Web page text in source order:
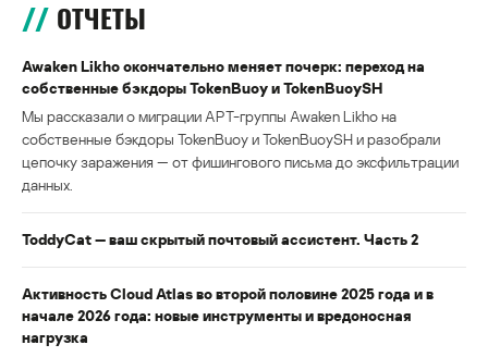
ОТЧЕТЫ
Awaken Likho окончательно меняет почерк: переход на
собственные бэкдоры TokenBuoy и TokenBuoySH
Мы рассказали о миграции APT-группы Awaken Likho на
собственные бэкдоры TokenBuoy и TokenBuoySH и разобрали
цепочку заражения — от фишингового письма до эксфильтрации
данных.
ToddyCat — ваш скрытый почтовый ассистент. Часть 2
Активность Cloud Atlas во второй половине 2025 года и в
начале 2026 года: новые инструменты и вредоносная
нагрузка